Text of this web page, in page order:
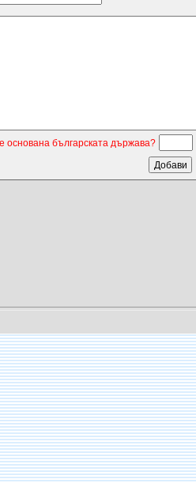
основана българската държава?